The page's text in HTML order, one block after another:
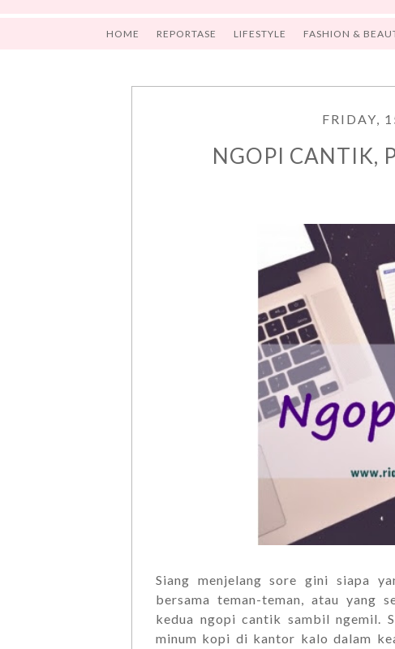
HOME REPORTASE LIFESTYLE FASHION &
FRIDAY,
NGOPI CANTIK,
Siang menjelang sore gini siapa
bersama teman-teman, atau yang
kedua ngopi cantik sambil ngemil.
minum kopi di kantor kalo dalam